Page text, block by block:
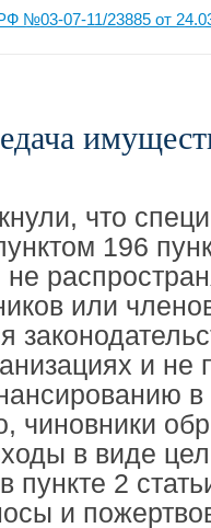
№03-07-11/23885 от
что
196
не
или
и не
в
чиновники
в виде
пункте 2
и